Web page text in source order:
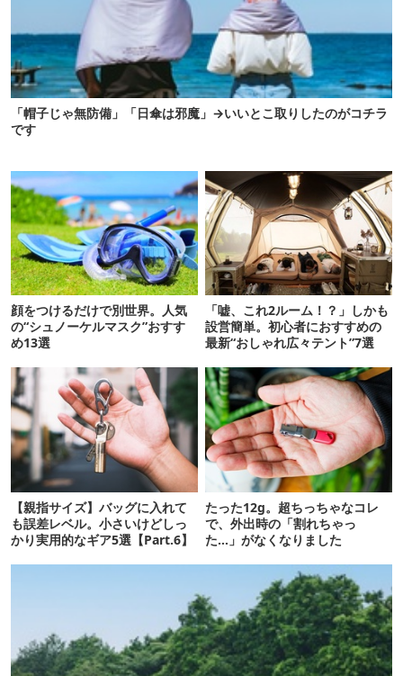
「帽子じゃ無防備」「日傘は邪魔」→いいとこ取りしたのがコチラ
です
顔をつけるだけで別世界。人気
の“シュノーケルマスク”おすす
め13選
「嘘、これ2ルーム！？」しかも
設営簡単。初心者におすすめの
最新“おしゃれ広々テント”7選
【親指サイズ】バッグに入れて
も誤差レベル。小さいけどしっ
かり実用的なギア5選【Part.6】
たった12g。超ちっちゃなコレ
で、外出時の「割れちゃっ
た…」がなくなりました